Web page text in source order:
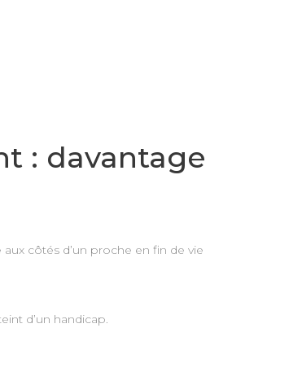
: davantage
côtés d’un proche en fin de vie
d’un handicap.